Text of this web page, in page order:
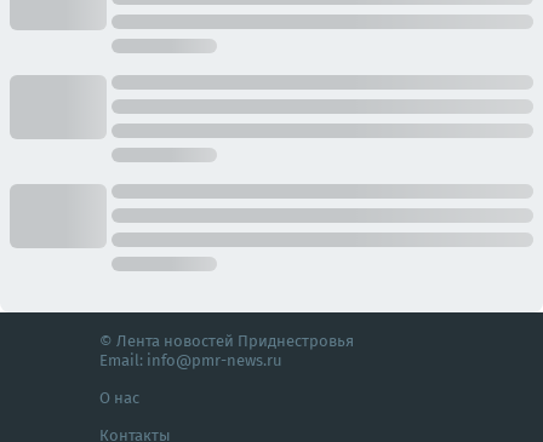
© Лента новостей Приднестровья
Email: info@pmr-news.ru
О нас
Контакты